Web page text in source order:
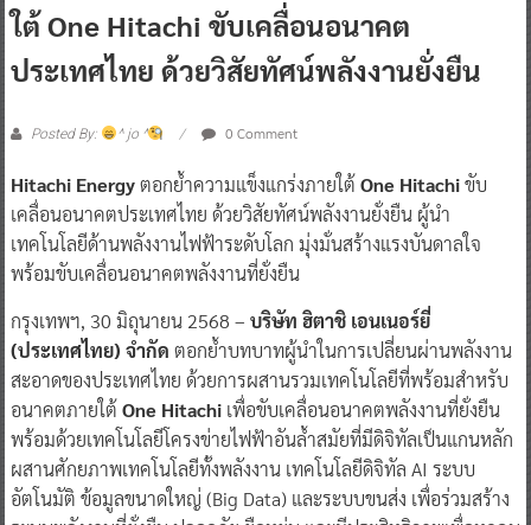
ใต้ One Hitachi ขับเคลื่อนอนาคต
ประเทศไทย ด้วยวิสัยทัศน์พลังงานยั่งยืน
Posted By: ^ jo ^ 0 Comment
Hitachi Energyตอกย้ำความแข็งแกร่งภายใต้ One Hitachiขับ
เคลื่อนอนาคตประเทศไทย ด้วยวิสัยทัศน์พลังงานยั่งยืน ผู้นำ
เทคโนโลยีด้านพลังงานไฟฟ้าระดับโลก มุ่งมั่นสร้างแรงบันดาลใจ
พร้อมขับเคลื่อนอนาคตพลังงานที่ยั่งยืน
กรุงเทพฯ, 30 มิถุนายน 2568 – บริษัท ฮิตาชิ เอนเนอร์ยี่
(ประเทศไทย) จำกัด ตอกย้ำบทบาทผู้นำในการเปลี่ยนผ่านพลังงาน
สะอาดของประเทศไทย ด้วยการผสานรวมเทคโนโลยีที่พร้อมสำหรับ
อนาคตภายใต้ One Hitachiเพื่อขับเคลื่อนอนาคตพลังงานที่ยั่งยืน
พร้อมด้วยเทคโนโลยีโครงข่ายไฟฟ้าอันล้ำสมัยที่มีดิจิทัลเป็นแกนหลัก
ผสานศักยภาพเทคโนโลยีทั้งพลังงาน เทคโนโลยีดิจิทัล AI ระบบ
อัตโนมัติ ข้อมูลขนาดใหญ่ (Big Data) และระบบขนส่ง เพื่อร่วมสร้าง